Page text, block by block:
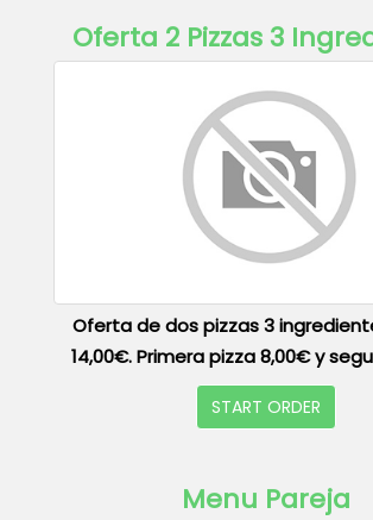
Oferta 2 Pizzas 3
Oferta de dos pizzas 3
14,00€. Primera pizza 8,00€ y
START ORDER
Menu Pareja